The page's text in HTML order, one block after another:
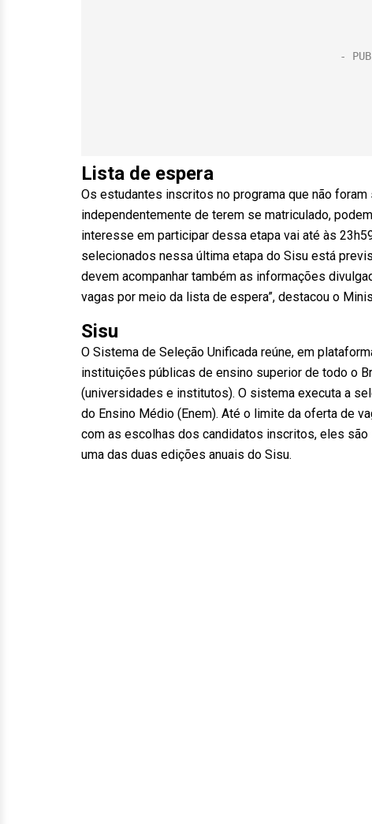
Lista de espera
Os estudantes inscritos no programa que não
independentemente de terem se matriculado,
interesse em participar dessa etapa vai até às
selecionados nessa última etapa do Sisu está
devem acompanhar também as informações
vagas por meio da lista de espera”, destacou o
Sisu
O Sistema de Seleção Unificada reúne, em
instituições públicas de ensino superior de todo o
(universidades e institutos). O sistema executa a
do Ensino Médio (Enem). Até o limite da oferta de
com as escolhas dos candidatos inscritos, eles
uma das duas edições anuais do Sisu.